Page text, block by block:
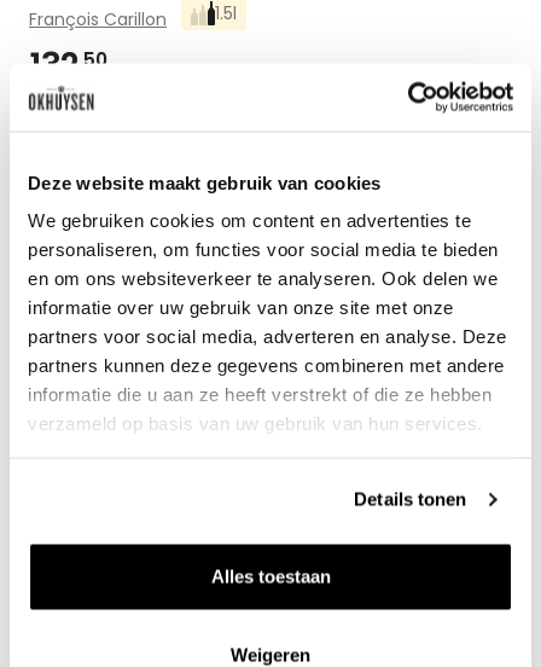
Deze website maakt gebruik van cookies
We gebruiken cookies om content en advertenties te
personaliseren, om functies voor social media te bieden
en om ons websiteverkeer te analyseren. Ook delen we
informatie over uw gebruik van onze site met onze
partners voor social media, adverteren en analyse. Deze
partners kunnen deze gegevens combineren met andere
informatie die u aan ze heeft verstrekt of die ze hebben
verzameld op basis van uw gebruik van hun services.
Details tonen
Alles toestaan
Weigeren
François Carillon 1.5l
132 50
per fles
Zet
2023 Puligny-Montrachet
François Carillon 0.75l